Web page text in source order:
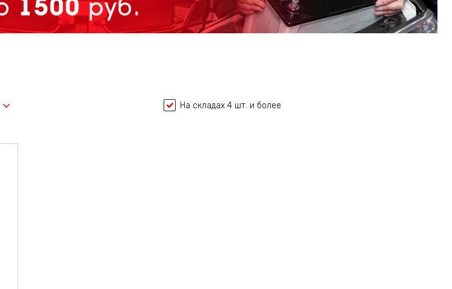
На складах 4 шт. и более